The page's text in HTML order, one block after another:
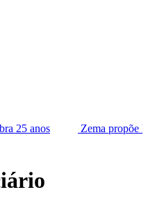
Zema propõe lista tríplice para